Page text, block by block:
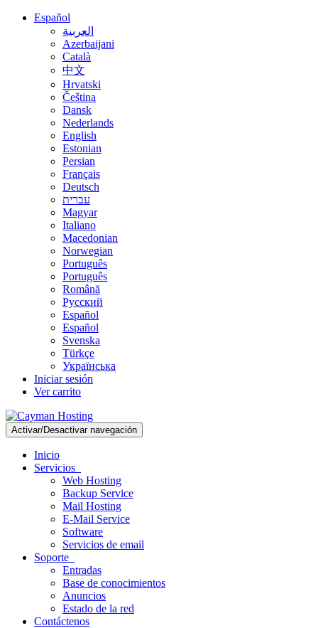
Español
العربية
Azerbaijani
Català
中文
Hrvatski
Čeština
Dansk
Nederlands
English
Estonian
Persian
Français
Deutsch
עברית
Magyar
Italiano
Macedonian
Norwegian
Português
Português
Română
Русский
Español
Español
Svenska
Türkçe
Українська
Iniciar sesión
Ver carrito
Activar/Desactivar navegación
Inicio
Servicios
Web Hosting
Backup Service
Mail Hosting
E-Mail Service
Software
Servicios de email
Soporte
Entradas
Base de conocimientos
Anuncios
Estado de la red
Contáctenos